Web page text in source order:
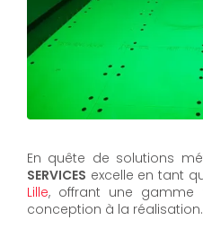
En quête de solutions
SERVICES excelle en tant
Lille, offrant une gamme
conception à la réalisation.